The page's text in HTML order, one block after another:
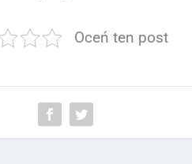
Oceń ten post